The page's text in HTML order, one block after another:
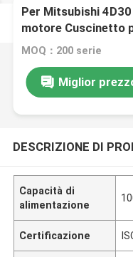
Per Mitsubishi
motore Cuscinetto
ME999384
MOQ：200 serie
Miglior
DESCRIZIONE DI
Capacità di
alimentazione
Certificazione